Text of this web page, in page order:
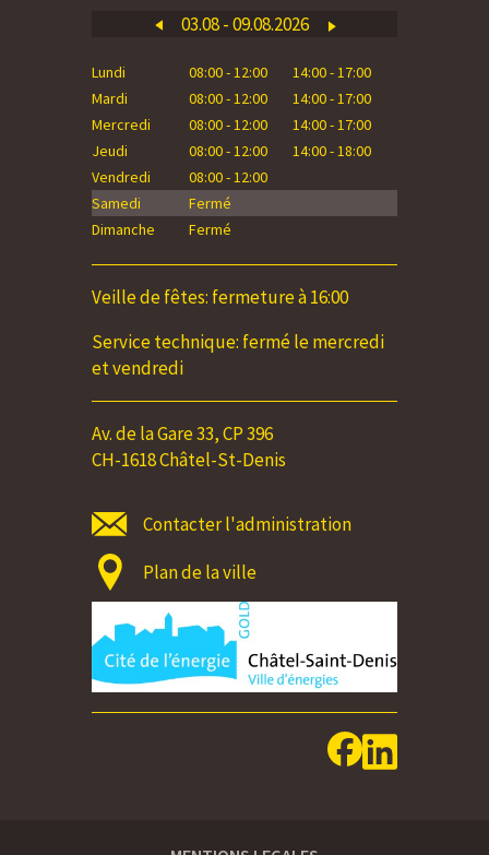
03.08 - 09.08.2026
Lundi 08:00 - 12:00
14:00 - 17:00
Mardi
08:00 - 12:00
14:00 - 17:00
Mercredi
08:00 - 12:00
14:00 - 17:00
Jeudi
08:00 - 12:00
14:00 - 18:00
Vendredi
08:00 - 12:00
Samedi
Fermé
Dimanche
Fermé
Veille de fêtes: fermeture à 16:00
Service technique: fermé le mercredi
et vendredi
Av. de la Gare 33, CP 396
CH-1618 Châtel-St-Denis
Contacter l'administration
Plan de la ville